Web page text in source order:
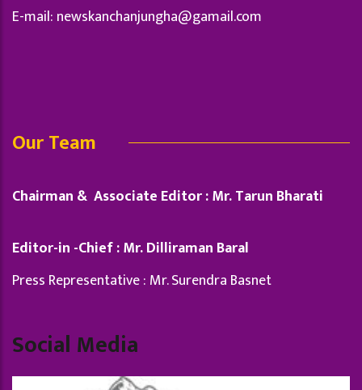
E-mail: newskanchanjungha@gamail.com
Our Team
Chairman & Associate Editor : Mr. Tarun Bharati
Editor-in -Chief : Mr. Dilliraman Baral
Press Representative : Mr. Surendra Basnet
Social Media